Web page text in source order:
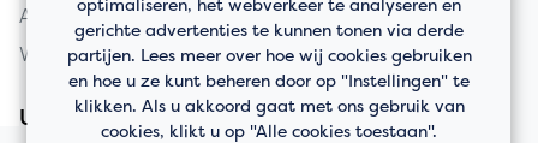
Appartement kopen
Woning kopen
Uw huis verkopen
gerichte advertenties te kunnen tonen via derde
partijen. Lees meer over hoe wij cookies gebruiken
en hoe u ze kunt beheren door op "Instellingen" te
klikken. Als u akkoord gaat met ons gebruik van
cookies, klikt u op "Alle cookies toestaan".